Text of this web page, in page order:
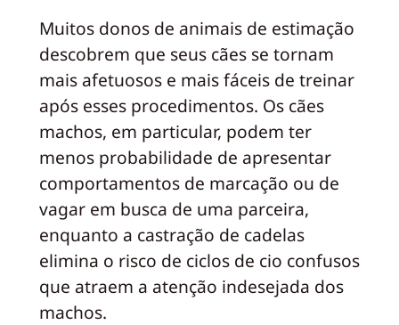
Muitos donos de animais de estimação
descobrem que seus cães se tornam
mais afetuosos e mais fáceis de treinar
após esses procedimentos. Os cães
machos, em particular, podem ter
menos probabilidade de apresentar
comportamentos de marcação ou de
vagar em busca de uma parceira,
enquanto a castração de cadelas
elimina o risco de ciclos de cio confusos
que atraem a atenção indesejada dos
machos.